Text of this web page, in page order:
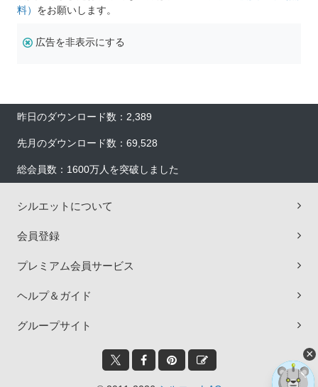
料） をお願いします。
広告を非表示にする
昨日のダウンロード数：2,389
先月のダウンロード数：69,528
総会員数：1600万人を突破しました
シルエットについて
会員登録
プレミアム会員サービス
ヘルプ＆ガイド
グループサイト
×